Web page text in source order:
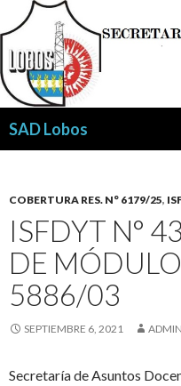
SAD Lobos
COBERTURA RES. N° 6179/25,
ISFDYT N°
DE
5886/03
SEPTIEMBRE 6, 2021 ADMIN
Secretaría de Asuntos